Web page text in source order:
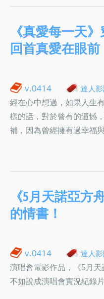
《真愛每一天
回首真愛在眼前
v.0414 達人
經在心中想過，如果人生
樣的話，對於曾有的遺憾
補，因為曾經擁有過幸福
《5月天諾亞方
的情書！
v.0414 達人
演唱會電影作品，《5月天
不如說成演唱會實況紀錄